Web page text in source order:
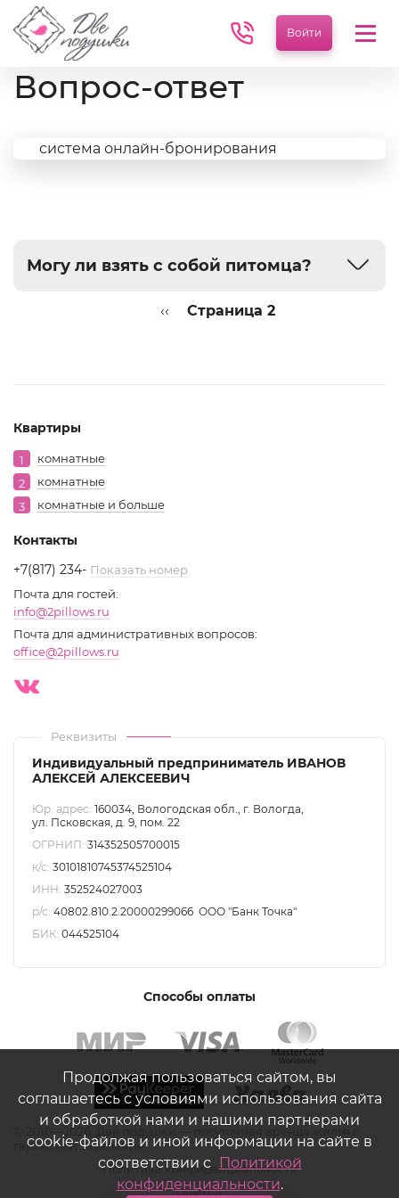
Войти Меню
Вопрос-ответ
система онлайн-бронирования
Могу ли взять с собой питомца?
Предыдущая
‹‹ Страница 2
Квартиры
1
комнатные
2
комнатные
3
комнатные и больше
Контакты
+7(817) 234- Показать номер
Почта для гостей:
info@2pillows.ru
Почта для административных вопросов:
office@2pillows.ru
Реквизиты
Индивидуальный предприниматель ИВАНОВ
АЛЕКСЕЙ АЛЕКСЕЕВИЧ
Юр. адрес: 160034, Вологодская обл., г. Вологда,
ул. Псковская, д. 9, пом. 22
ОГРНИП: 314352505700015
к/с: 30101810745374525104
ИНН: 352524027003
р/с: 40802.810.2.20000299066 ООО "Банк Точка"
БИК: 044525104
Способы оплаты
2016—2026. Две подушки — посуточная аренда жилья с
гарантией заселения.
Политика конфиденциальности
Оферта
Продолжая пользоваться сайтом, вы
соглашаетесь с условиями использования сайта
и обработкой нами и нашими партнерами
cookie-файлов и иной информации на сайте в
соответствии с Политикой
конфиденциальности.